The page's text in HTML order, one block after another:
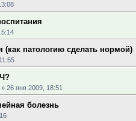
(как патологию сделать нормой)
» 26 янв 2009, 18:51
болезнь